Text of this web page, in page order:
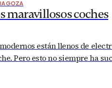
maravillosos coches
están llenos de
Pero esto no siempre ha